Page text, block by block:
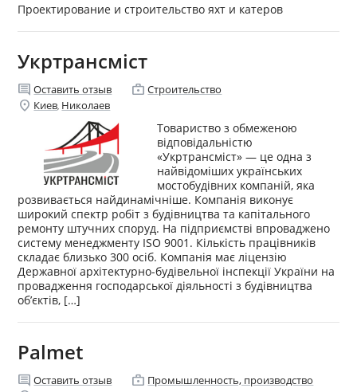
Проектирование и строительство яхт и катеров
Укртрансміст
comment Оставить отзыв enterprise Строительство
location_on Киев, Николаев
Товариство з обмеженою
відповідальністю
«Укртрансміст» — це одна з
найвідоміших українських
мостобудівних компаній, яка
розвивається найдинамічніше. Компанія виконує
широкий спектр робіт з будівництва та капітального
ремонту штучних споруд. На підприємстві впроваджено
систему менеджменту ISO 9001. Кількість працівників
складає близько 300 осіб. Компанія має ліцензію
Державної архітектурно-будівельної інспекції України на
провадження господарської діяльності з будівництва
об’єктів, […]
Palmet
comment Оставить отзыв enterprise Промышленность, производство